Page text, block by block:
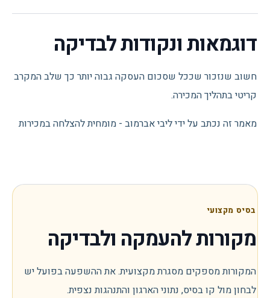
דוגמאות ונקודות לבדיקה
חשוב שנזכור שככל שסכום העסקה גבוה יותר כך שלב המקרב
קריטי בתהליך המכירה.
מאמר זה נכתב על ידי ליבי אברמוב - מומחית להצלחה במכירות
בסיס מקצועי
מקורות להעמקה ולבדיקה
המקורות מספקים מסגרת מקצועית. את ההשפעה בפועל יש
לבחון מול קו בסיס, נתוני הארגון והתנהגות נצפית.